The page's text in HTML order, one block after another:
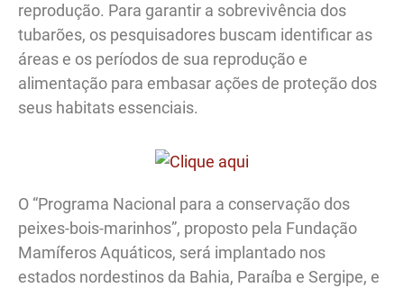
reprodução. Para garantir a sobrevivência dos
tubarões, os pesquisadores buscam identificar as
áreas e os períodos de sua reprodução e
alimentação para embasar ações de proteção dos
seus habitats essenciais.
O “Programa Nacional para a conservação dos
peixes-bois-marinhos”, proposto pela Fundação
Mamíferos Aquáticos, será implantado nos
estados nordestinos da Bahia, Paraíba e Sergipe, e